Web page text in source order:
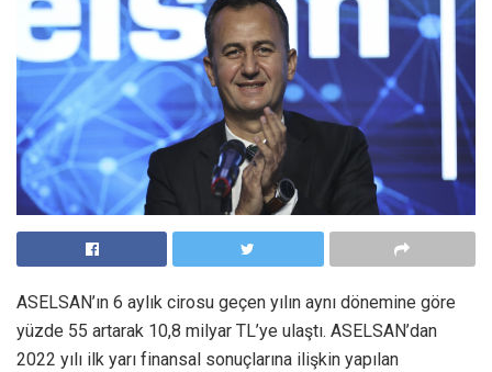
ASELSAN’ın 6 aylık cirosu geçen yılın aynı dönemine göre
yüzde 55 artarak 10,8 milyar TL’ye ulaştı. ASELSAN’dan
2022 yılı ilk yarı finansal sonuçlarına ilişkin yapılan